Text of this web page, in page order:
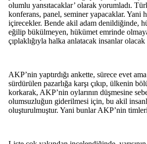
olumlu yansıtacaklar’ olarak yorumladı.
konferans, panel, seminer yapacaklar. Yani
içirecekler. Bende akil adam denildiğinde,
eğilip bükülmeyen, hükümet emrinde
çıplaklığıyla halka anlatacak insanlar
AKP’nin yaptırdığı ankette, sürece evet
sürdürülen pazarlığa karşı çıkıp, ülkenin
korkarak, AKP’nin oylarının düşmesine
olumsuzluğun giderilmesi için, bu akil
oluşturulmuştur. Yani bunlar AKP’nin